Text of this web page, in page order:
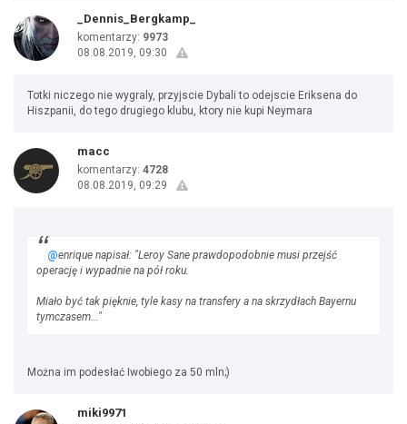
_Dennis_Bergkamp_
komentarzy: 9973
08.08.2019, 09:30
Totki niczego nie wygraly, przyjscie Dybali to odejscie Eriksena do
Hiszpanii, do tego drugiego klubu, ktory nie kupi Neymara
macc
komentarzy: 4728
08.08.2019, 09:29
@enrique napisał: "Leroy Sane prawdopodobnie musi przejść
operację i wypadnie na pół roku.
Miało być tak pięknie, tyle kasy na transfery a na skrzydłach Bayernu
tymczasem..."
Można im podesłać Iwobiego za 50 mln;)
miki9971